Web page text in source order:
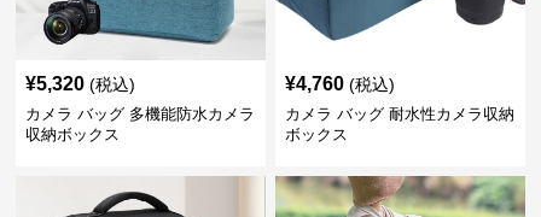
¥5,320 (税込)
カメラ バッグ 多機能防水カメラ
収納ボックス
¥4,760 (税込)
カメラ バッグ 耐水性カメラ収納
ボックス